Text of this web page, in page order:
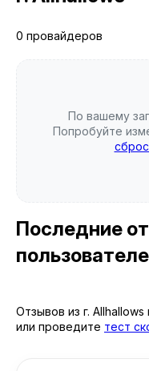
0 провайдеров
По вашему
Попробуйте
Последние
Отзывов из г.
или проведите тест